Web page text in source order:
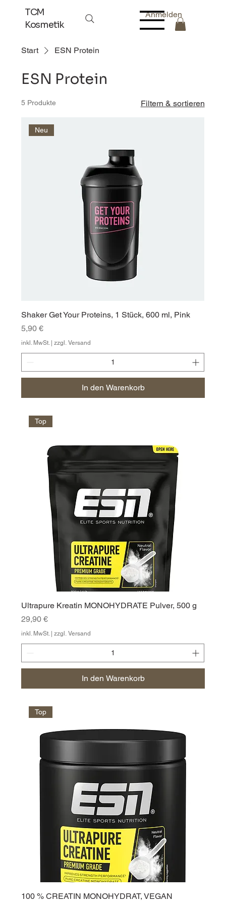
TCM
Kosmetik
Anmelden
Start ESN Protein
ESN Protein
5 Produkte Filtern & sortieren
Neu
Shaker Get Your Proteins, 1 Stück, 600 ml, Pink
Preis
5,90 €
inkl. MwSt.|zzgl. Versand
In den Warenkorb
Top
Ultrapure Kreatin MONOHYDRATE Pulver, 500 g
Preis
29,90 €
inkl. MwSt.|zzgl. Versand
In den Warenkorb
Top
100 % CREATIN MONOHYDRAT, VEGAN